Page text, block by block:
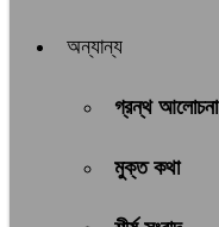
অন্যান্য
গ্রন্থ আলোচনা
মুক্ত কথা